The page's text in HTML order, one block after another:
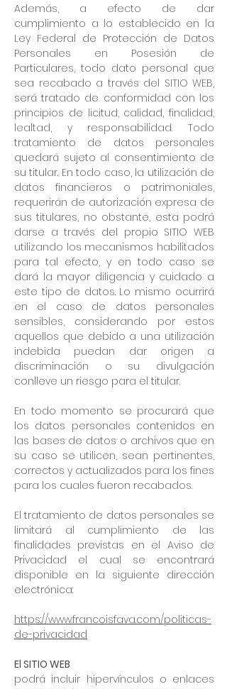
Además, a efecto de dar
cumplimiento a lo establecido en la
Ley Federal de Protección de Datos
Personales en Posesión de
Particulares, todo dato personal que
sea recabado a través del SITIO WEB,
será tratado de conformidad con los
principios de licitud, calidad, finalidad,
lealtad, y responsabilidad. Todo
tratamiento de datos personales
quedará sujeto al consentimiento de
su titular. En todo caso, la utilización de
datos financieros o patrimoniales,
requerirán de autorización expresa de
sus titulares, no obstante, esta podrá
darse a través del propio SITIO WEB
utilizando los mecanismos habilitados
para tal efecto, y en todo caso se
dará la mayor diligencia y cuidado a
este tipo de datos. Lo mismo ocurrirá
en el caso de datos personales
sensibles, considerando por estos
aquellos que debido a una utilización
indebida puedan dar origen a
discriminación o su divulgación
conlleve un riesgo para el titular.
En todo momento se procurará que
los datos personales contenidos en
las bases de datos o archivos que en
su caso se utilicen, sean pertinentes,
correctos y actualizados para los fines
para los cuales fueron recabados.
El tratamiento de datos personales se
limitará al cumplimiento de las
finalidades previstas en el Aviso de
Privacidad el cual se encontrará
disponible en la siguiente dirección
electrónica:
https://www.francoisfava.com/politicas-
de-privacidad
El SITIO WEB
podrá incluir hipervínculos o enlaces